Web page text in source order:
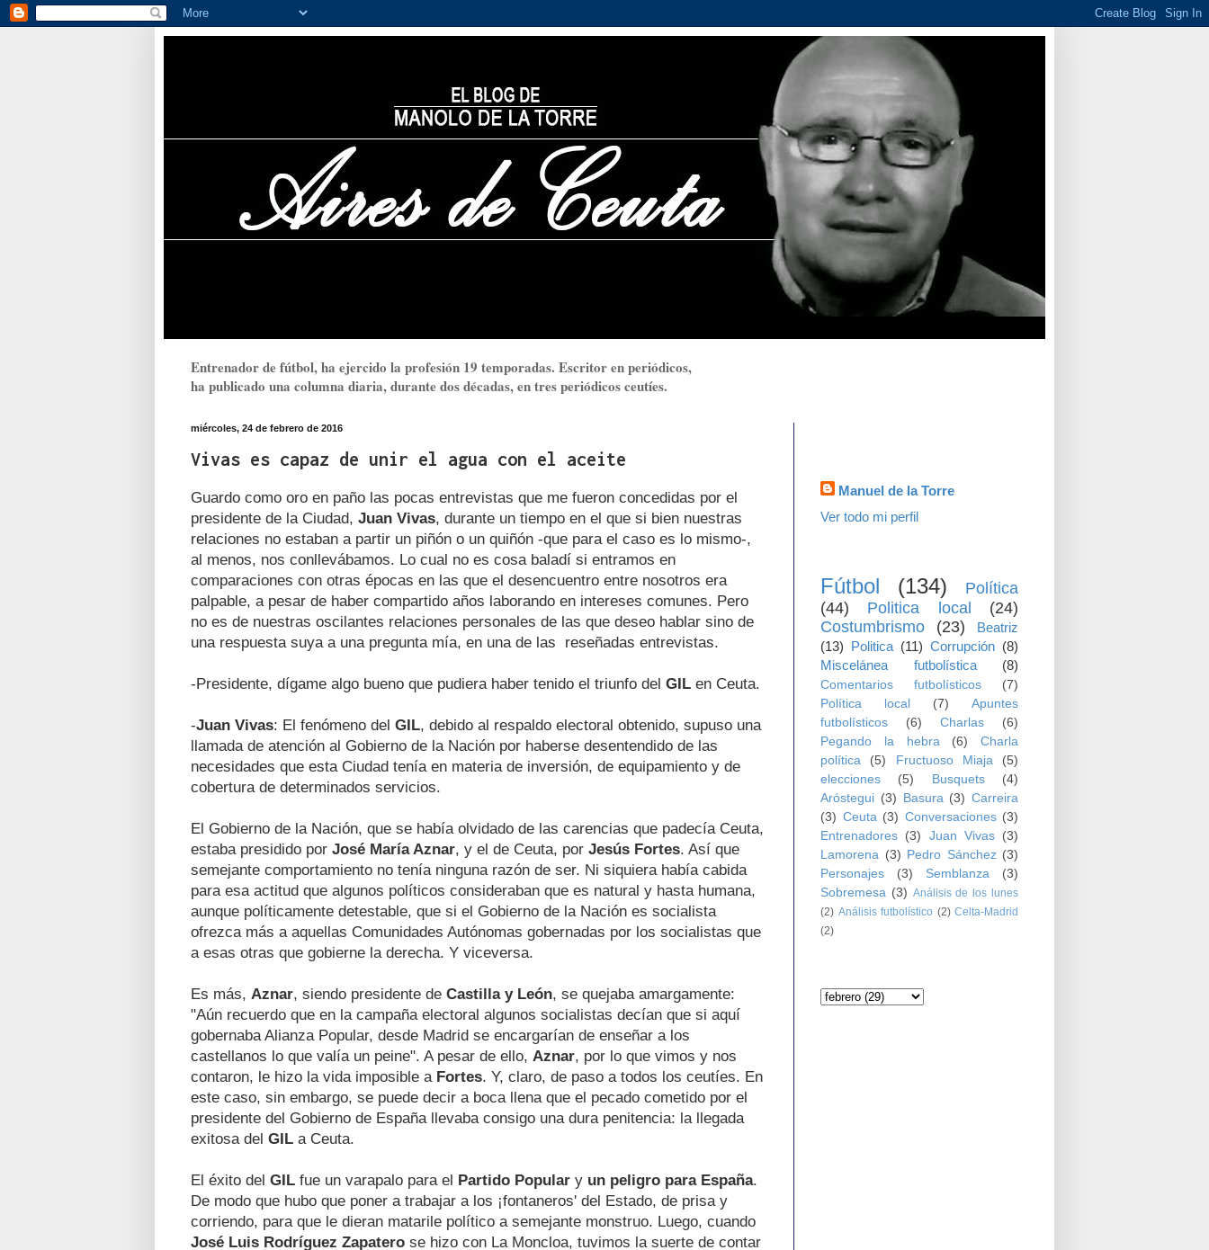
Entrenador de fútbol, ha ejercido la profesión 19 temporadas. Escritor en periódicos,
ha publicado una columna diaria, durante dos décadas, en tres periódicos ceutíes.
miércoles, 24 de febrero de 2016
Vivas es capaz de unir el agua con el aceite
Guardo como oro en paño las pocas entrevistas que me fueron concedidas por el
presidente de la Ciudad, Juan Vivas, durante un tiempo en el que si bien nuestras
relaciones no estaban a partir un piñón o un quiñón -que para el caso es lo mismo-,
al menos, nos conllevábamos. Lo cual no es cosa baladí si entramos en
comparaciones con otras épocas en las que el desencuentro entre nosotros era
palpable, a pesar de haber compartido años laborando en intereses comunes. Pero
no es de nuestras oscilantes relaciones personales de las que deseo hablar sino de
una respuesta suya a una pregunta mía, en una de las reseñadas entrevistas.
-Presidente, dígame algo bueno que pudiera haber tenido el triunfo del GIL en Ceuta.
-Juan Vivas: El fenómeno del GIL, debido al respaldo electoral obtenido, supuso una
llamada de atención al Gobierno de la Nación por haberse desentendido de las
necesidades que esta Ciudad tenía en materia de inversión, de equipamiento y de
cobertura de determinados servicios.
El Gobierno de la Nación, que se había olvidado de las carencias que padecía Ceuta,
estaba presidido por José María Aznar, y el de Ceuta, por Jesús Fortes. Así que
semejante comportamiento no tenía ninguna razón de ser. Ni siquiera había cabida
para esa actitud que algunos políticos consideraban que es natural y hasta humana,
aunque políticamente detestable, que si el Gobierno de la Nación es socialista
ofrezca más a aquellas Comunidades Autónomas gobernadas por los socialistas que
a esas otras que gobierne la derecha. Y viceversa.
Es más, Aznar, siendo presidente de Castilla y León, se quejaba amargamente:
"Aún recuerdo que en la campaña electoral algunos socialistas decían que si aquí
gobernaba Alianza Popular, desde Madrid se encargarían de enseñar a los
castellanos lo que valía un peine". A pesar de ello, Aznar, por lo que vimos y nos
contaron, le hizo la vida imposible a Fortes. Y, claro, de paso a todos los ceutíes. En
este caso, sin embargo, se puede decir a boca llena que el pecado cometido por el
presidente del Gobierno de España llevaba consigo una dura penitencia: la llegada
exitosa del GIL a Ceuta.
El éxito del GIL fue un varapalo para el Partido Popular y un peligro para España.
De modo que hubo que poner a trabajar a los ¡fontaneros' del Estado, de prisa y
corriendo, para que le dieran matarile político a semejante monstruo. Luego, cuando
José Luis Rodríguez Zapatero se hizo con La Moncloa, tuvimos la suerte de contar
Manuel de la Torre
Ver todo mi perfil
Fútbol (134)
Política
(44)
Politica local
(24)
Costumbrismo
(23)
Beatriz
(13) Politica (11) Corrupción (8)
Miscelánea futbolística
(8)
Comentarios futbolísticos
(7)
Política local
(7)
Apuntes
futbolísticos
(6) Charlas
(6)
Pegando la hebra
(6)
Charla
política
(5) Fructuoso Miaja
(5)
elecciones
(5) Busquets
(4)
Aróstegui (3) Basura (3) Carreira
(3) Ceuta (3) Conversaciones (3)
Entrenadores (3) Juan Vivas
(3)
Lamorena (3) Pedro Sánchez (3)
Personajes
(3) Semblanza
(3)
Sobremesa (3) Análisis de los lunes
(2) Análisis futbolístico (2) Celta-Madrid
(2)